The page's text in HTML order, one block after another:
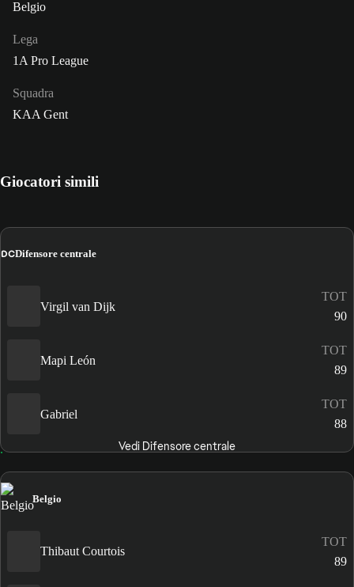
Belgio
Lega
1A Pro League
Squadra
KAA Gent
Giocatori simili
DCDifensore centrale
Virgil van Dijk
TOT
90
Mapi León
TOT
89
Gabriel
TOT
88
Vedi Difensore centrale
Belgio
Thibaut Courtois
TOT
89